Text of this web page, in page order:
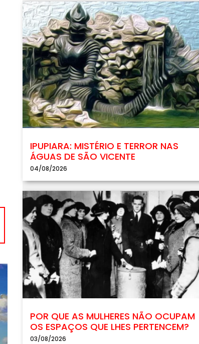
IPUPIARA: MISTÉRIO E TERROR NAS
ÁGUAS DE SÃO VICENTE
04/08/2026
POR QUE AS MULHERES NÃO OCUPAM
OS ESPAÇOS QUE LHES PERTENCEM?
03/08/2026